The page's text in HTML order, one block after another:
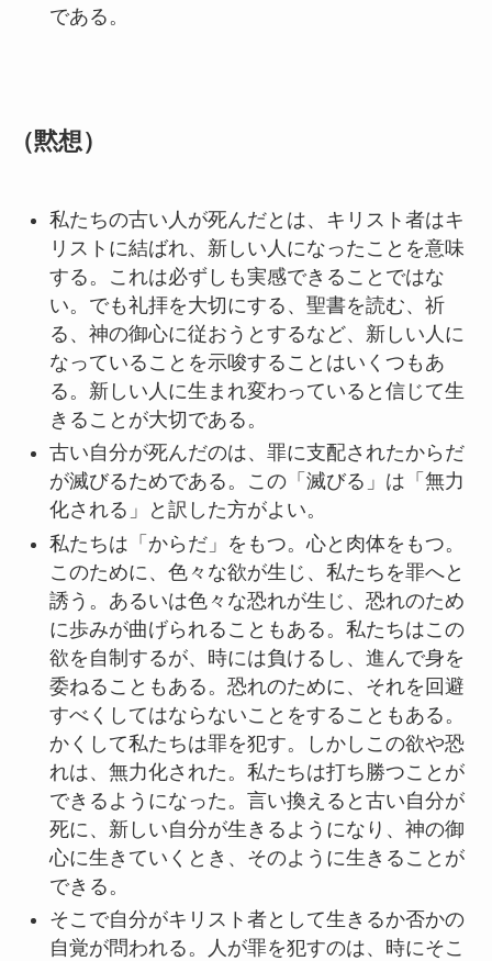
である。
（黙想）
私たちの古い人が死んだとは、キリスト者はキ
リストに結ばれ、新しい人になったことを意味
する。これは必ずしも実感できることではな
い。でも礼拝を大切にする、聖書を読む、祈
る、神の御心に従おうとするなど、新しい人に
なっていることを示唆することはいくつもあ
る。新しい人に生まれ変わっていると信じて生
きることが大切である。
古い自分が死んだのは、罪に支配されたからだ
が滅びるためである。この「滅びる」は「無力
化される」と訳した方がよい。
私たちは「からだ」をもつ。心と肉体をもつ。
このために、色々な欲が生じ、私たちを罪へと
誘う。あるいは色々な恐れが生じ、恐れのため
に歩みが曲げられることもある。私たちはこの
欲を自制するが、時には負けるし、進んで身を
委ねることもある。恐れのために、それを回避
すべくしてはならないことをすることもある。
かくして私たちは罪を犯す。しかしこの欲や恐
れは、無力化された。私たちは打ち勝つことが
できるようになった。言い換えると古い自分が
死に、新しい自分が生きるようになり、神の御
心に生きていくとき、そのように生きることが
できる。
そこで自分がキリスト者として生きるか否かの
自覚が問われる。人が罪を犯すのは、時にそこ